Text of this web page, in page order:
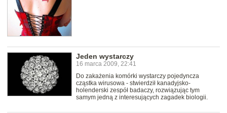
Jeden wystarczy
16 marca 2009, 22:41
Do zakażenia komórki wystarczy pojedyncza
cząstka wirusowa - stwierdził kanadyjsko-
holenderski zespół badaczy, rozwiązując tym
samym jedną z interesujących zagadek biologii.